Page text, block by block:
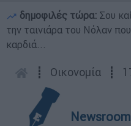
δημοφιλές τώρα: Σου
την ταινιάρα του Νόλαν
καρδιά...
┋ Οικονομία ┋
Newsroom